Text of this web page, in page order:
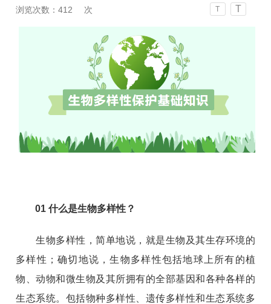
浏览次数：412 次 T T
01 什么是生物多样性？
生物多样性，简单地说，就是生物及其生存环境的
多样性；确切地说，生物多样性包括地球上所有的植
物、动物和微生物及其所拥有的全部基因和各种各样的
生态系统。包括物种多样性、遗传多样性和生态系统多